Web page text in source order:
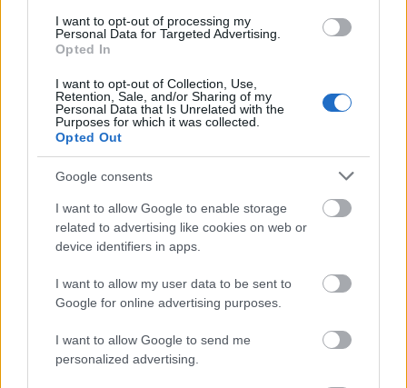
I want to opt-out of processing my
Personal Data for Targeted Advertising.
Opted In
I want to opt-out of Collection, Use,
Retention, Sale, and/or Sharing of my
Personal Data that Is Unrelated with the
Purposes for which it was collected.
Opted Out
Google consents
I want to allow Google to enable storage
related to advertising like cookies on web or
device identifiers in apps.
I want to allow my user data to be sent to
Google for online advertising purposes.
I want to allow Google to send me
personalized advertising.
Το χρονοδιάγραμμα για την ΑΜΚ
των 4 δισ. ευρώ
Ιδιαίτερη αναφορά έγινε και στην επικείμενη
αύξηση μετοχικού κεφαλαίουύψους 4 δισ. ευρώ,
την οποία η διοίκηση της ΔΕΗ αντιμετωπίζει ως
βασικό εργαλείο για την υλοποίηση του
επενδυτικού σχεδίου της επόμενης ημέρας.
Σύμφωνα με τον πρόεδρο και διευθύνοντα
σύμβουλο της ΔΕΗ, στόχος είναι η ανάδειξη της
Νοτιοανατολικής Ευρώπης και στο «νούμερο ένα